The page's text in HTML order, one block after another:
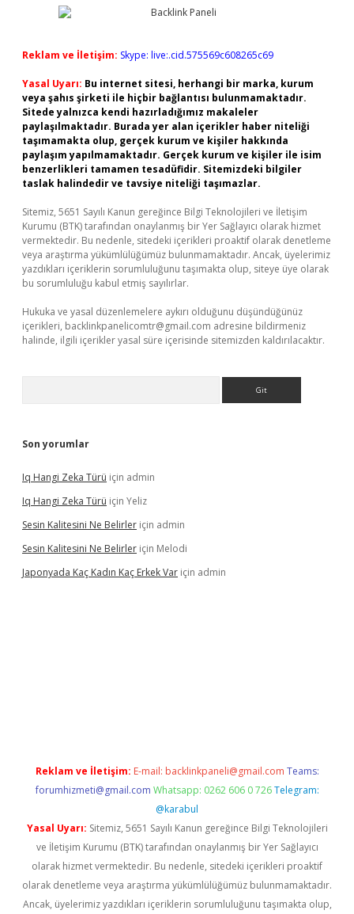
Reklam ve İletişim: Skype: live:.cid.575569c608265c69
Yasal Uyarı: Bu internet sitesi, herhangi bir marka, kurum
veya şahıs şirketi ile hiçbir bağlantısı bulunmamaktadır.
Sitede yalnızca kendi hazırladığımız makaleler
paylaşılmaktadır. Burada yer alan içerikler haber niteliği
taşımamakta olup, gerçek kurum ve kişiler hakkında
paylaşım yapılmamaktadır. Gerçek kurum ve kişiler ile isim
benzerlikleri tamamen tesadüfidir. Sitemizdeki bilgiler
taslak halindedir ve tavsiye niteliği taşımazlar.
Sitemiz, 5651 Sayılı Kanun gereğince Bilgi Teknolojileri ve İletişim
Kurumu (BTK) tarafından onaylanmış bir Yer Sağlayıcı olarak hizmet
vermektedir. Bu nedenle, sitedeki içerikleri proaktif olarak denetleme
veya araştırma yükümlülüğümüz bulunmamaktadır. Ancak, üyelerimiz
yazdıkları içeriklerin sorumluluğunu taşımakta olup, siteye üye olarak
bu sorumluluğu kabul etmiş sayılırlar.
Hukuka ve yasal düzenlemelere aykırı olduğunu düşündüğünüz
içerikleri, backlinkpanelicomtr@gmail.com adresine bildirmeniz
halinde, ilgili içerikler yasal süre içerisinde sitemizden kaldırılacaktır.
Son yorumlar
Iq Hangi Zeka Türü için admin
Iq Hangi Zeka Türü için Yeliz
Sesin Kalitesini Ne Belirler için admin
Sesin Kalitesini Ne Belirler için Melodi
Japonyada Kaç Kadın Kaç Erkek Var için admin
Reklam ve İletişim: E-mail: backlinkpaneli@gmail.com Teams:
forumhizmeti@gmail.com Whatsapp: 0262 606 0 726 Telegram:
@karabul
Yasal Uyarı: Sitemiz, 5651 Sayılı Kanun gereğince Bilgi Teknolojileri
ve İletişim Kurumu (BTK) tarafından onaylanmış bir Yer Sağlayıcı
olarak hizmet vermektedir. Bu nedenle, sitedeki içerikleri proaktif
olarak denetleme veya araştırma yükümlülüğümüz bulunmamaktadır.
Ancak, üyelerimiz yazdıkları içeriklerin sorumluluğunu taşımakta olup,